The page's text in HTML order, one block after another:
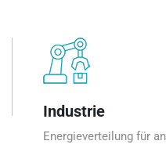
Industrie
Energieverteilung für